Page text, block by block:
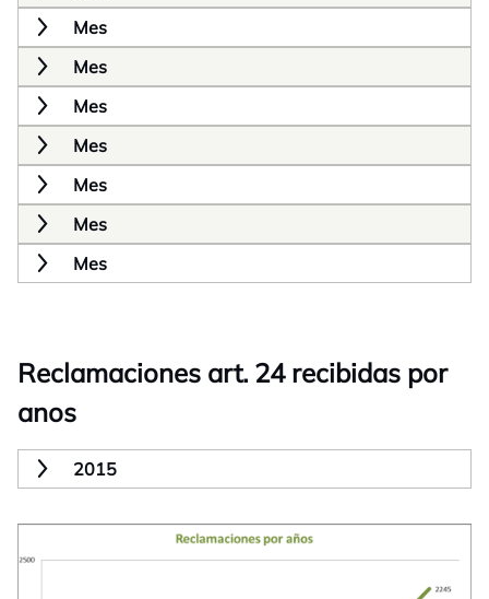
Mes
Mes
Mes
Mes
Mes
Mes
Mes
Reclamaciones art. 24 recibidas por
anos
2015